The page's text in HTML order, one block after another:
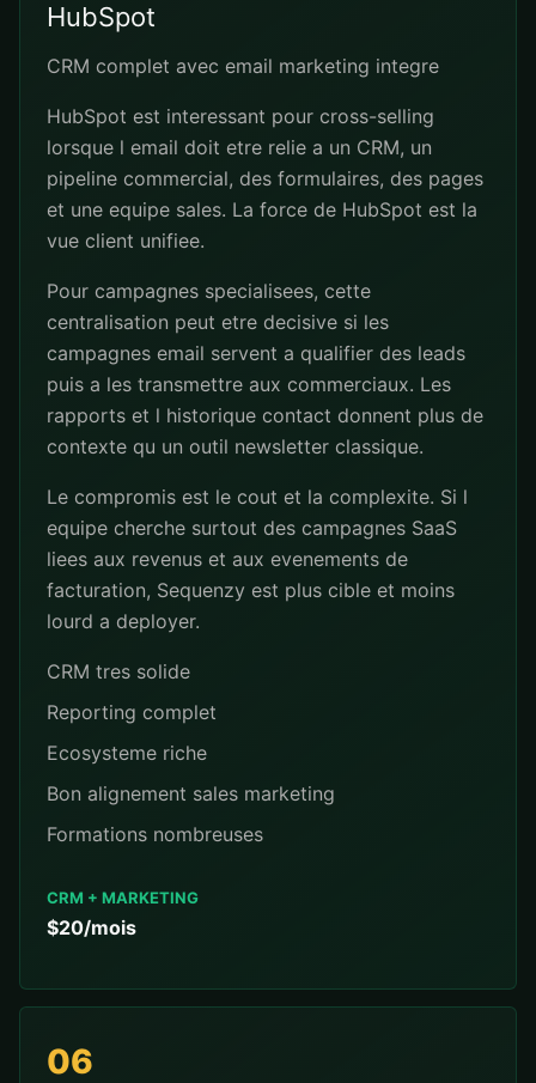
HubSpot
CRM complet avec email marketing integre
HubSpot est interessant pour cross-selling
lorsque l email doit etre relie a un CRM, un
pipeline commercial, des formulaires, des pages
et une equipe sales. La force de HubSpot est la
vue client unifiee.
Pour campagnes specialisees, cette
centralisation peut etre decisive si les
campagnes email servent a qualifier des leads
puis a les transmettre aux commerciaux. Les
rapports et l historique contact donnent plus de
contexte qu un outil newsletter classique.
Le compromis est le cout et la complexite. Si l
equipe cherche surtout des campagnes SaaS
liees aux revenus et aux evenements de
facturation, Sequenzy est plus cible et moins
lourd a deployer.
CRM tres solide
Reporting complet
Ecosysteme riche
Bon alignement sales marketing
Formations nombreuses
CRM + MARKETING
$20/mois
06